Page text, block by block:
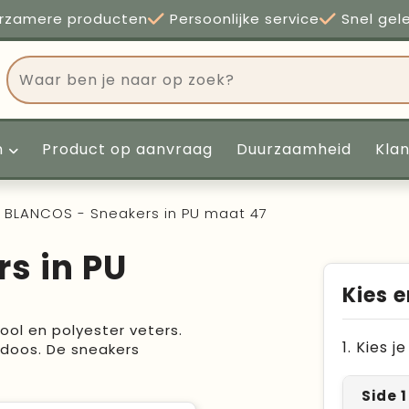
producten Persoonlijke service Snel
Product op aanvraag Duurzaamheid
BLANCOS - Sneakers in PU maat 47
in PU
en polyester veters.
De sneakers
Kies
1. Kies
Side